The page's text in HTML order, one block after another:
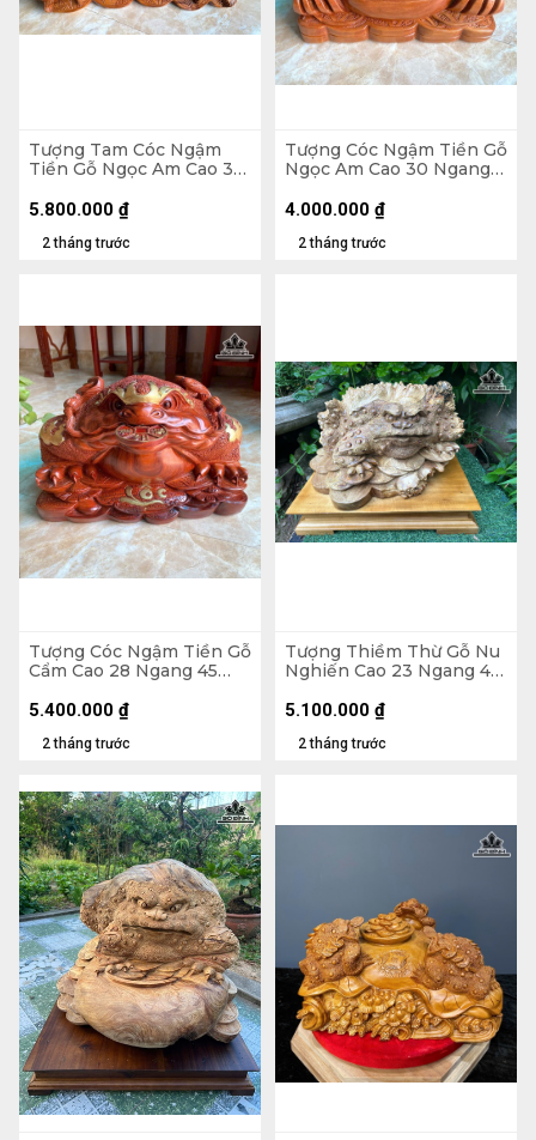
Tượng Tam Cóc Ngậm
Tiền Gỗ Ngọc Am Cao 31
24kg
2 tháng trước
5.800.000 ₫
Tượng Cóc Ngậm Tiền Gỗ
Ngọc Am Cao 30 Ngang
2 tháng trước
4.000.000 ₫
Tượng Cóc Ngậm Tiền Gỗ
Cẩm Cao 28 Ngang 45
2 tháng trước
5.400.000 ₫
Tượng Thiềm Thừ Gỗ Nu
Nghiến Cao 23 Ngang 41
2 tháng trước
5.100.000 ₫